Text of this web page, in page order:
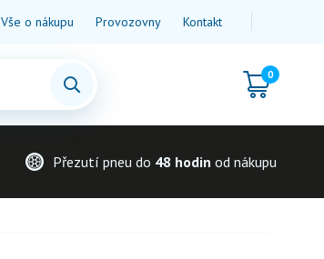
Vše o nákupu Provozovny Kontakt
0
Přezutí pneu do 48 hodin od nákupu